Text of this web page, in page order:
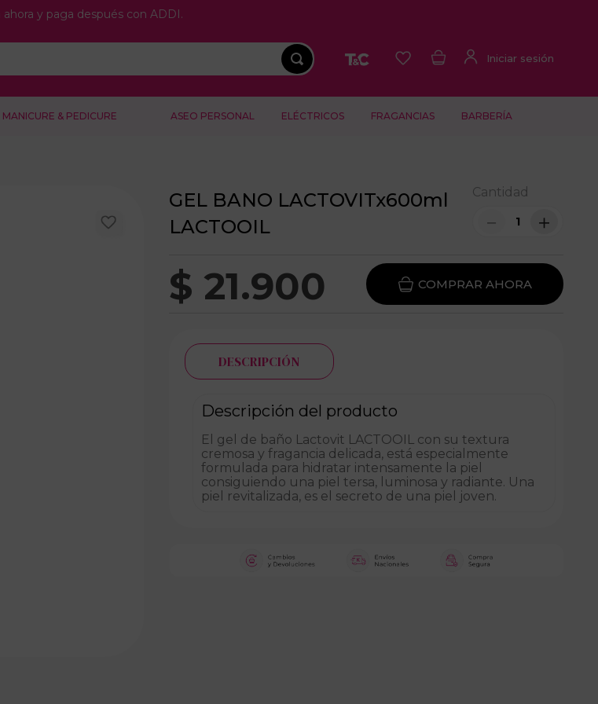
ahora y paga después con ADDI.
MANICURE & PEDICURE ASEO PERSONAL ELÉCTRICOS FRAGANCIAS BARBERÍA
GEL BANO LACTOVITx600ml
LACTOOIL
Cantidad
＋
－
$ 21.900
DESCRIPCIÓN
Descripción del producto
El gel de baño Lactovit LACTOOIL con su textura
cremosa y fragancia delicada, está especialmente
formulada para hidratar intensamente la piel
consiguiendo una piel tersa, luminosa y radiante. Una
piel revitalizada, es el secreto de una piel joven.